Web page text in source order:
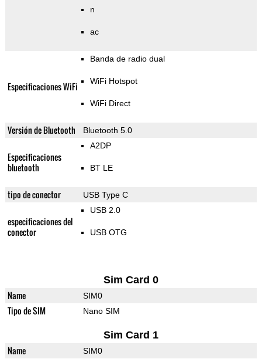
n
ac
Especificaciones WiFi
Banda de radio dual
WiFi Hotspot
WiFi Direct
Versión de Bluetooth Bluetooth 5.0
Especificaciones
bluetooth
A2DP
BT LE
tipo de conector USB Type C
especificaciones del
conector
USB 2.0
USB OTG
Sim Card 0
Name SIM0
Tipo de SIM Nano SIM
Sim Card 1
Name SIM0